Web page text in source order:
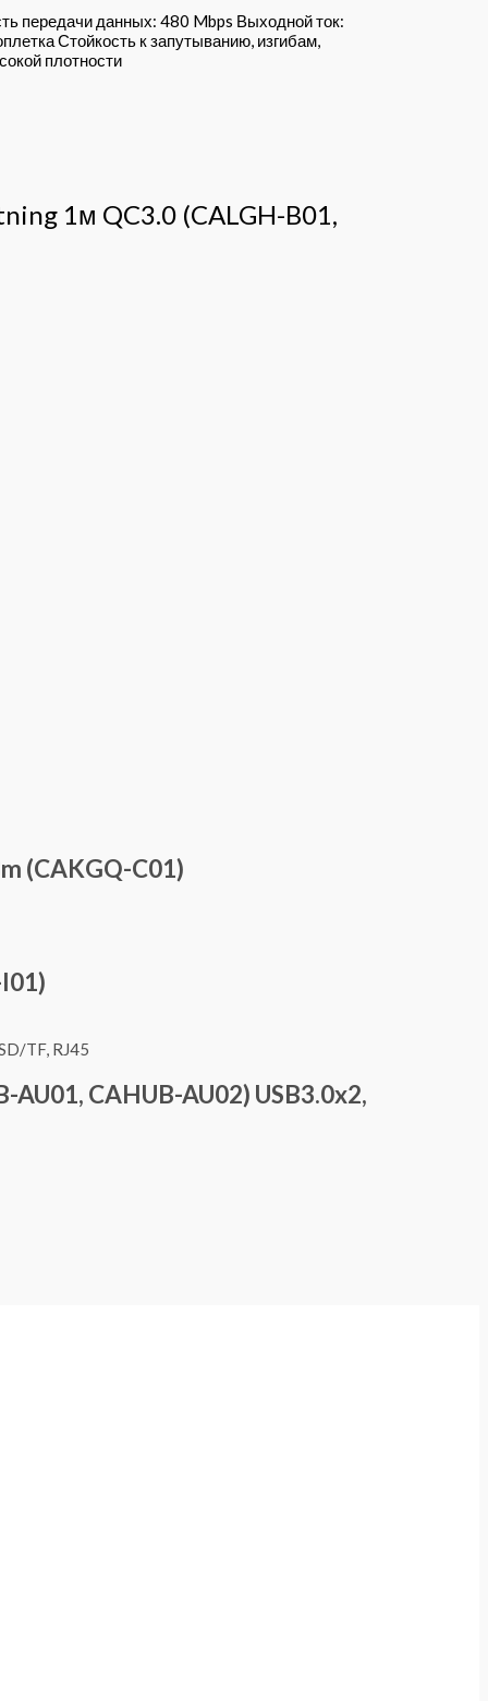
передачи данных: 480 Mbps Выходной ток:
Стойкость к запутыванию, изгибам,
плотности
1м QC3.0 (CALGH-B01,
(CAKGQ-C01)
CAHUB-AU02) USB3.0x2,